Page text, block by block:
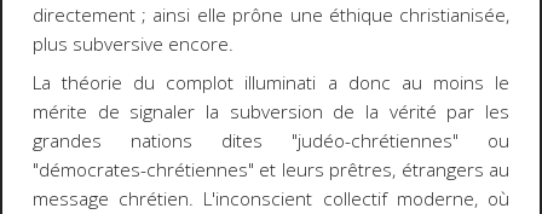
directement ; ainsi elle prône une éthique christianisée,
plus subversive encore.
La théorie du complot illuminati a donc au moins le
mérite de signaler la subversion de la vérité par les
grandes nations dites "judéo-chrétiennes" ou
"démocrates-chrétiennes" et leurs prêtres, étrangers au
message chrétien. L'inconscient collectif moderne, où